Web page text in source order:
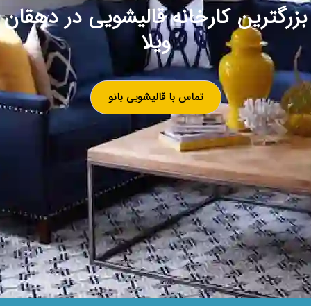
بزرگترین کارخانه قالیشویی در دهقان
ویلا
تماس با قالیشویی بانو